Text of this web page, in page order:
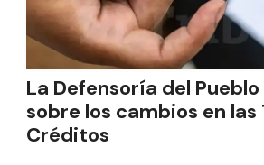
La Defensoría del
sobre los cambios en
Créditos